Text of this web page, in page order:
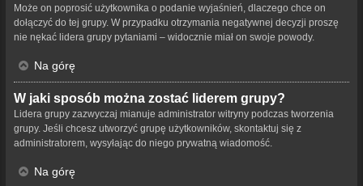
Może on poprosić użytkownika o podanie wyjaśnień, dlaczego chce on
dołączyć do tej grupy. W przypadku otrzymania negatywnej decyzji proszę
nie nękać lidera grupy pytaniami – widocznie miał on swoje powody.
Na górę
W jaki sposób można zostać liderem grupy?
Lidera grupy zazwyczaj mianuje administrator witryny podczas tworzenia
grupy. Jeśli chcesz utworzyć grupę użytkowników, skontaktuj się z
administratorem, wysyłając do niego prywatną wiadomość.
Na górę